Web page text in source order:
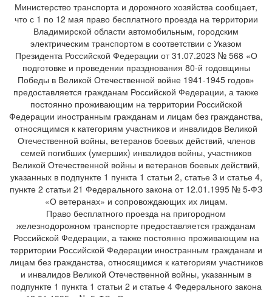
Министерство транспорта и дорожного хозяйства сообщает,
что с 1 по 12 мая право бесплатного проезда на территории
Владимирской области автомобильным, городским
электрическим транспортом в соответствии с Указом
Президента Российской Федерации от 31.07.2023 № 568 «О
подготовке и проведении празднования 80-й годовщины
Победы в Великой Отечественной войне 1941-1945 годов»
предоставляется гражданам Российской Федерации, а также
постоянно проживающим на территории Российской
Федерации иностранным гражданам и лицам без гражданства,
относящимся к категориям участников и инвалидов Великой
Отечественной войны, ветеранов боевых действий, членов
семей погибших (умерших) инвалидов войны, участников
Великой Отечественной войны и ветеранов боевых действий,
указанных в подпункте 1 пункта 1 статьи 2, статье 3 и статье 4,
пункте 2 статьи 21 Федерального закона от 12.01.1995 № 5-ФЗ
«О ветеранах» и сопровождающих их лицам.
Право бесплатного проезда на пригородном
железнодорожном транспорте предоставляется гражданам
Российской Федерации, а также постоянно проживающим на
территории Российской Федерации иностранным гражданам и
лицам без гражданства, относящимся к категориям участников
и инвалидов Великой Отечественной войны, указанным в
подпункте 1 пункта 1 статьи 2 и статье 4 Федерального закона